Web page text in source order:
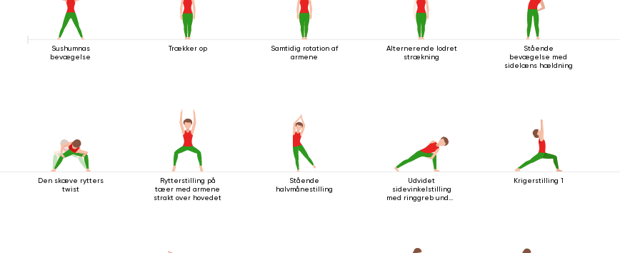
Sushumnas
bevægelse
Trækker op
Samtidig rotation af
armene
Alternerende lodret
strækning
Stående
bevægelse med
sidelæns hældning
Den skæve rytters
twist
Rytterstilling på
tæer med armene
strakt over hovedet
Stående
halvmånestilling
Udvidet
sidevinkelstilling
med ringgreb under
Krigerstilling 1